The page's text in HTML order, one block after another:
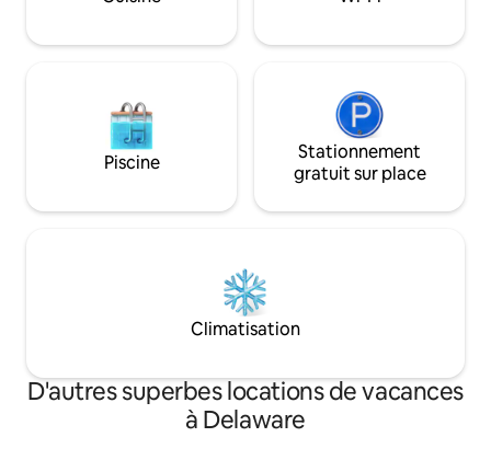
nombreuses espèces d'oiseaux. Les
faire l'objet d'une prise en charge !
Stationnement En savoir plus ci-
Piscine
Stationnement
gratuit sur place
Climatisation
D'autres superbes locations de vacances
à Delaware